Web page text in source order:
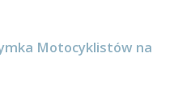
Motocyklistów na